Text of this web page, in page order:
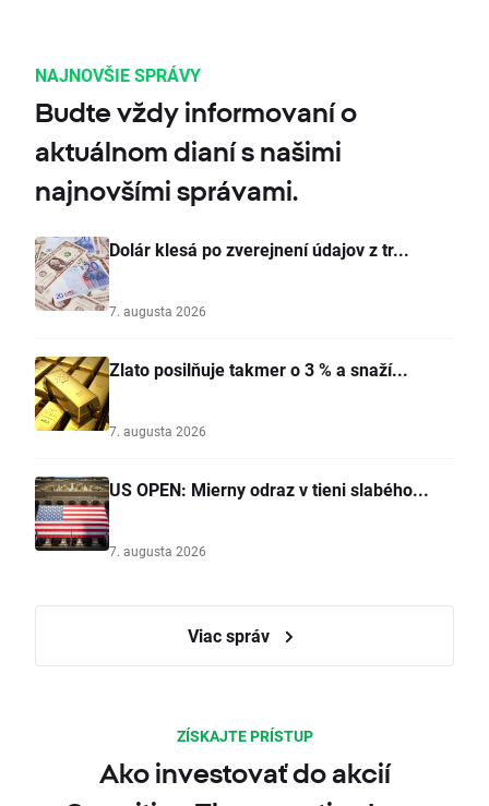
NAJNOVŠIE SPRÁVY
Budte vždy informovaní o
aktuálnom dianí s našimi
najnovšími správami.
Dolár klesá po zverejnení údajov z tr...
7. augusta 2026
Zlato posilňuje takmer o 3 % a snaží...
7. augusta 2026
US OPEN: Mierny odraz v tieni slabého...
7. augusta 2026
Viac správ
ZÍSKAJTE PRÍSTUP
Ako investovať do akcií